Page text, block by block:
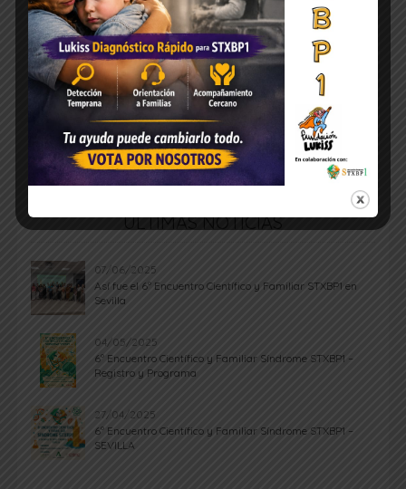
ÚLTIMAS NOTICIAS
07/06/2025
Así fue el 6º Encuentro Científico y Familiar STXBP1 en
Sevilla
04/05/2025
6º Encuentro Científico y Familiar Síndrome STXBP1 –
Registro y Programa
27/04/2025
6º Encuentro Científico y Familiar Síndrome STXBP1 –
SEVILLA